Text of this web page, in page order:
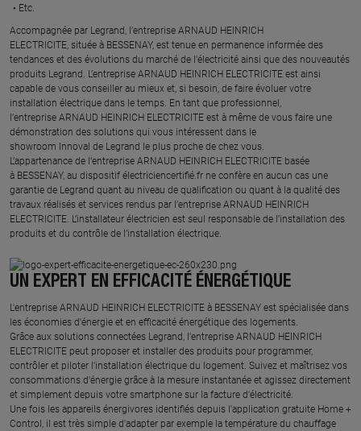
Etc.​
​Accompagnée par Legrand, l’entreprise ARNAUD HEINRICH
ELECTRICITE, située à BESSENAY, est tenue en permanence informée des
tendances et des évolutions du marché de l'électricité ainsi que des nouveautés
produits Legrand. L’entreprise ARNAUD HEINRICH ELECTRICITE est ainsi
capable de vous conseiller au mieux et, si besoin, de faire évoluer votre
installation électrique dans le temps. En tant que professionnel,
l’entreprise ARNAUD HEINRICH ELECTRICITE est à même de vous faire une
démonstration des solutions qui vous intéressent dans le
showroom Innoval de Legrand le plus proche de chez vous.​
L’appartenance de l’entreprise ARNAUD HEINRICH ELECTRICITE basée
à BESSENAY, au dispositif électriciencertifié.fr ne confère en aucun cas une
garantie de Legrand quant au niveau de qualification ou quant à la qualité des
travaux réalisés et services rendus par l’entreprise ARNAUD HEINRICH
ELECTRICITE. L’installateur électricien est seul responsable de l’installation des
produits et du contrôle de l’installation électrique.
UN EXPERT EN EFFICACITÉ ÉNERGÉTIQUE
L'entreprise ARNAUD HEINRICH ELECTRICITE à BESSENAY est spécialisée dans
les économies d'énergie et en efficacité énergétique des logements.
Grâce aux solutions connectées Legrand, l'entreprise ARNAUD HEINRICH
ELECTRICITE peut proposer et installer des produits pour programmer,
contrôler et piloter l'installation électrique du logement. Suivez et maîtrisez vos
consommations d'énergie grâce à la mesure instantanée et agissez directement
et simplement depuis votre smartphone sur la facture d'électricité.
Une fois les appareils énergivores identifiés depuis l'application gratuite Home +
Control, il est très simple d'adapter par exemple la température du chauffage